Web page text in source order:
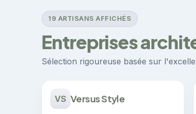
19 ARTISANS AFFICHÉS
Entreprises
Sélection rigoureuse basée sur
VS Versus Style